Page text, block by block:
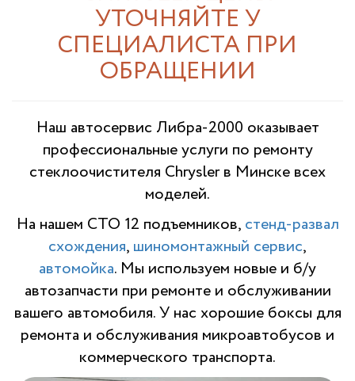
УТОЧНЯЙТЕ У
СПЕЦИАЛИСТА ПРИ
ОБРАЩЕНИИ
Наш автосервис Либра-2000 оказывает
профессиональные услуги по ремонту
стеклоочистителя Chrysler в Минске всех
моделей.
На нашем СТО 12 подъемников, стенд-развал
схождения, шиномонтажный сервис,
автомойка. Мы используем новые и б/у
автозапчасти при ремонте и обслуживании
вашего автомобиля. У нас хорошие боксы для
ремонта и обслуживания микроавтобусов и
коммерческого транспорта.